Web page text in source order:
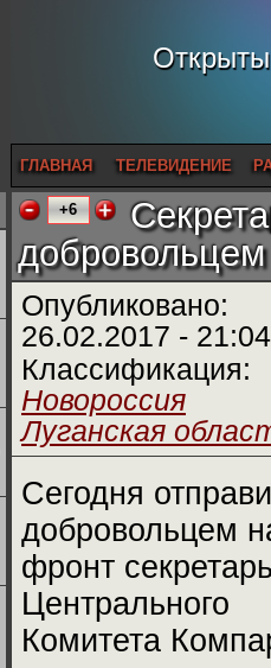
ГЛАВНАЯ ТЕЛЕВИДЕНИЕ
+6
Опубликовано:
26.02.2017 - 21:04
Классификация:
Новороссия
Луганская
Сегодня
добровольцем
фронт
Центрального
Комитета